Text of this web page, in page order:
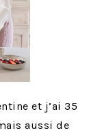
et j’ai 35
aussi de